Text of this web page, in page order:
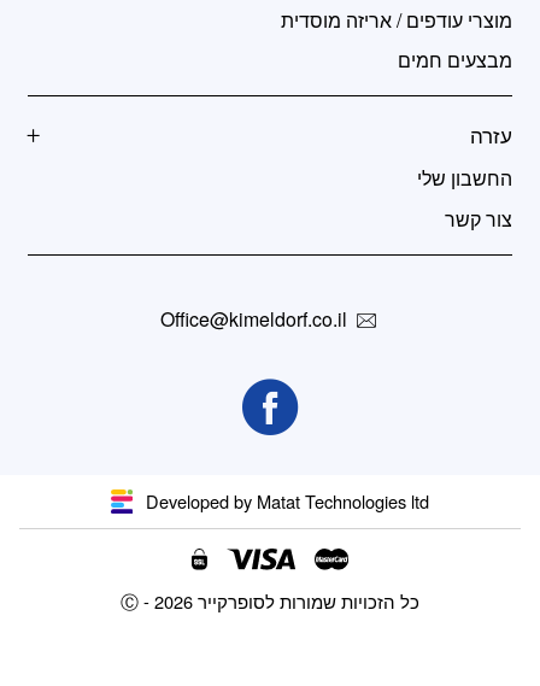
מוצרי עודפים / אריזה מוסדית
מבצעים חמים
עזרה
החשבון שלי
צור קשר
Office@kimeldorf.co.il
Developed by Matat Technologies ltd
Ⓒ - כל הזכויות שמורות לסופרקייר 2026